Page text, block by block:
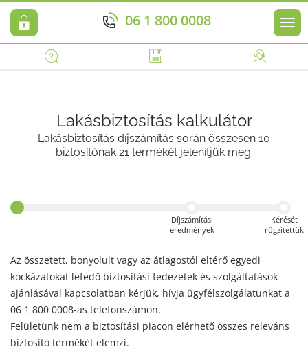
06 1 800 0008
Lakásbiztosítás kalkulátor
Lakásbiztosítás díjszámítás során összesen 10
biztosítónak 21 termékét jelenítjük meg.
Díjszámítási
eredmények
Kérését
rögzítettük
Az összetett, bonyolult vagy az átlagostól eltérő egyedi
kockázatokat lefedő biztosítási fedezetek és szolgáltatások
ajánlásával kapcsolatban kérjük, hívja ügyfélszolgálatunkat a
06 1 800 0008-as telefonszámon.
Felületünk nem a biztosítási piacon elérhető összes releváns
biztosító termékét elemzi.